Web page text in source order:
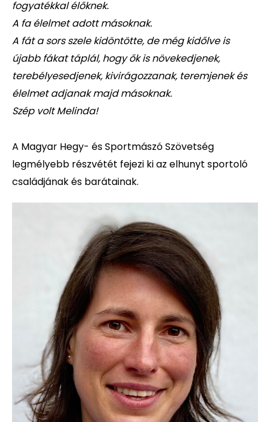
fogyatékkal élőknek.
A fa élelmet adott másoknak.
A fát a sors szele kidöntötte, de még kidőlve is
újabb fákat táplál, hogy ők is növekedjenek,
terebélyesedjenek, kivirágozzanak, teremjenek és
élelmet adjanak majd másoknak.
Szép volt Melinda!
A Magyar Hegy- és Sportmászó Szövetség
legmélyebb részvétét fejezi ki az elhunyt sportoló
családjának és barátainak.